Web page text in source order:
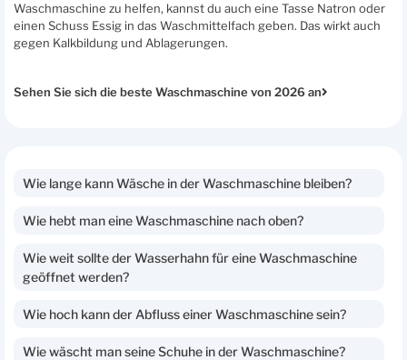
Waschmaschine zu helfen, kannst du auch eine Tasse Natron oder
einen Schuss Essig in das Waschmittelfach geben. Das wirkt auch
gegen Kalkbildung und Ablagerungen.
Sehen Sie sich die beste Waschmaschine von 2026 an
Wie lange kann Wäsche in der Waschmaschine bleiben?
Wie hebt man eine Waschmaschine nach oben?
Wie weit sollte der Wasserhahn für eine Waschmaschine
geöffnet werden?
Wie hoch kann der Abfluss einer Waschmaschine sein?
Wie wäscht man seine Schuhe in der Waschmaschine?